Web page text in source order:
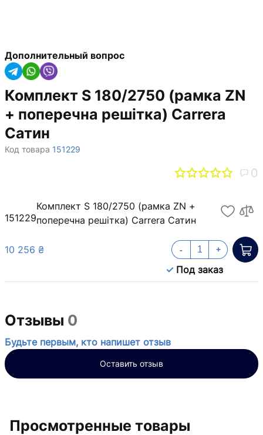
Дополнительный вопрос
Комплект S 180/2750 (рамка ZN
+ поперечна решітка) Carrera
Сатин
Код товара 151229
0
151229
Комплект S 180/2750 (рамка ZN +
поперечна решітка) Carrera Сатин
10 256 ₴
Под заказ
- +
Отзывы 0
Будьте первым, кто напишет отзыв
Оставить отзыв
Просмотренные товары